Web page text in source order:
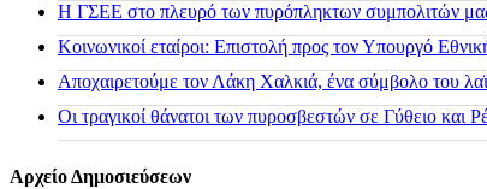
H ΓΣΕΕ στο πλευρό των πυρόπληκτων συμπολιτών
Κοινωνικοί εταίροι: Επιστολή προς τον Υπουργό
Αποχαιρετούμε τον Λάκη Χαλκιά, ένα σύμβολο του
Οι τραγικοί θάνατοι των πυροσβεστών σε Γύθειο και
Αρχείο Δημοσιεύσεων